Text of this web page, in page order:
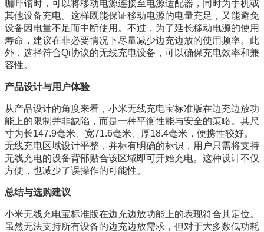
咖啡馆时，可以将移动电源连接至电源适配器，同时为手机或
其他设备充电。这样既能保证移动电源的电量充足，又能避免
设备因电量不足而中断使用。不过，为了延长移动电源的使用
寿命，建议在非必要情况下尽量减少边充边放的使用频率。此
外，选择符合Qi协议的无线充电设备，可以确保充电效率和兼
容性。
产品设计与用户体验
从产品设计的角度来看，小米无线充电宝标准版在边充边放功
能上的限制并非缺陷，而是一种平衡性能与安全的策略。其尺
寸为长147.9毫米、宽71.6毫米、厚18.4毫米，便携性较好。
无线充电区域设计平整，并标有明确的标识，用户只需将支持
无线充电的设备背部贴合该区域即可开始充电。这种设计不仅
方便，也减少了误操作的可能性。
总结与选购建议
小米无线充电宝标准版在边充边放功能上的表现符合其定位。
虽然无法支持所有设备的边充边放需求，但对于大多数低功耗